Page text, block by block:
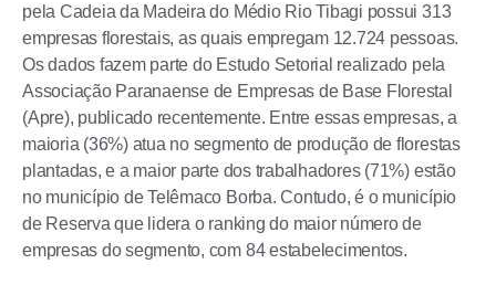
pela Cadeia da Madeira do Médio Rio Tibagi possui 313
empresas florestais, as quais empregam 12.724 pessoas.
Os dados fazem parte do Estudo Setorial realizado pela
Associação Paranaense de Empresas de Base Florestal
(Apre), publicado recentemente. Entre essas empresas, a
maioria (36%) atua no segmento de produção de florestas
plantadas, e a maior parte dos trabalhadores (71%) estão
no município de Telêmaco Borba. Contudo, é o município
de Reserva que lidera o ranking do maior número de
empresas do segmento, com 84 estabelecimentos.